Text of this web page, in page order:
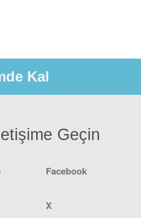
Kal
Geçin
Facebook
X